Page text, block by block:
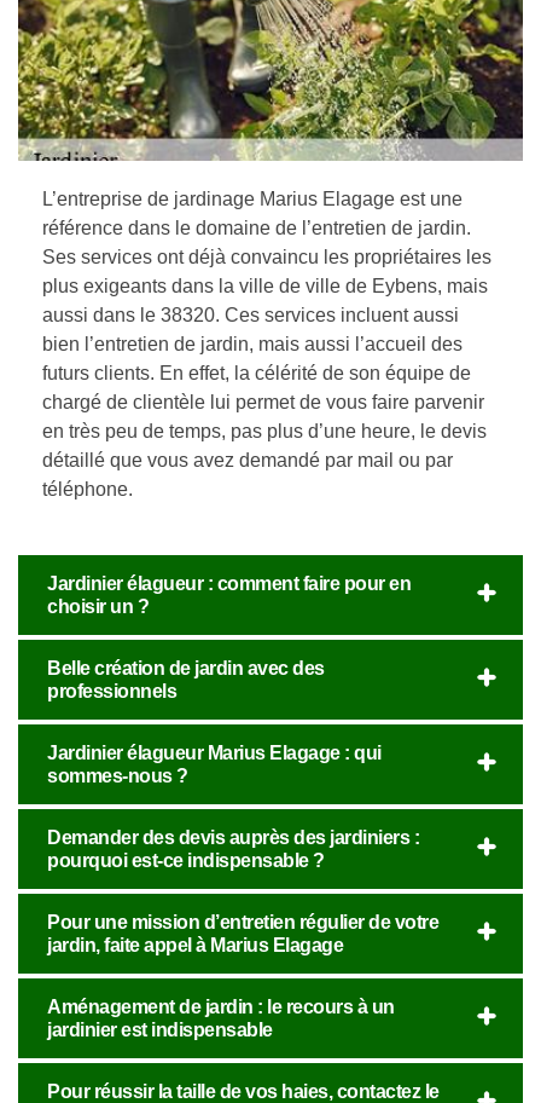
L’entreprise de jardinage Marius Elagage est une
référence dans le domaine de l’entretien de jardin.
Ses services ont déjà convaincu les propriétaires les
plus exigeants dans la ville de ville de Eybens, mais
aussi dans le 38320. Ces services incluent aussi
bien l’entretien de jardin, mais aussi l’accueil des
futurs clients. En effet, la célérité de son équipe de
chargé de clientèle lui permet de vous faire parvenir
en très peu de temps, pas plus d’une heure, le devis
détaillé que vous avez demandé par mail ou par
téléphone.
Jardinier élagueur : comment faire pour en
choisir un ?
Belle création de jardin avec des
professionnels
Jardinier élagueur Marius Elagage : qui
sommes-nous ?
Demander des devis auprès des jardiniers :
pourquoi est-ce indispensable ?
Pour une mission d’entretien régulier de votre
jardin, faite appel à Marius Elagage
Aménagement de jardin : le recours à un
jardinier est indispensable
Pour réussir la taille de vos haies, contactez le